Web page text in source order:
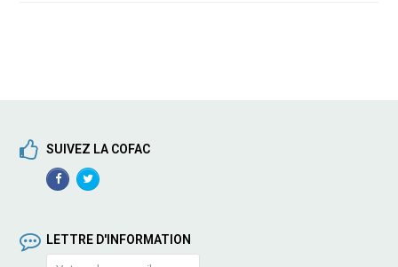
SUIVEZ LA COFAC
FacebookTwitterProfile
LETTRE D'INFORMATION